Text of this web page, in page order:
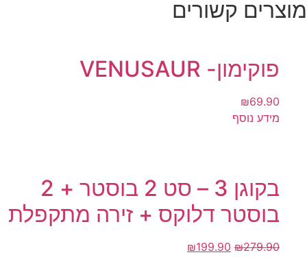
מוצרים קשורים
פוקימון- VENUSAUR
₪69.90
מידע נוסף
בקוגן 3 – סט 2 בוסטר + 2
בוסטר דלוקס + זירה מתקפלת
₪279.90
₪199.90